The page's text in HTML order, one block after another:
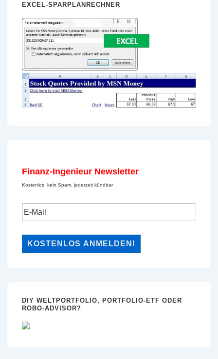
EXCEL-SPARPLANRECHNER
Finanz-Ingenieur Newsletter
Kostenlos, kein Spam, jederzeit kündbar
DIY WELTPORTFOLIO, PORTFOLIO-ETF ODER
ROBO-ADVISOR?